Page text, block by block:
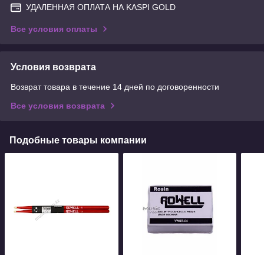
УДАЛЕННАЯ ОПЛАТА НА KASPI GOLD
Все условия оплаты
Условия возврата
Возврат товара в течение 14 дней по договоренности
Все условия возврата
Подобные товары компании